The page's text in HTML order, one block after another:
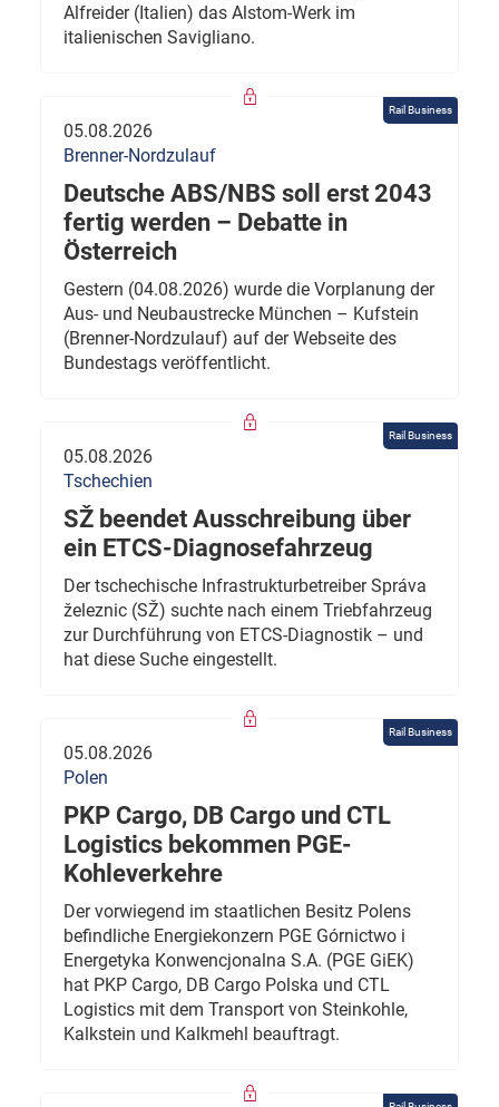
Alfreider (Italien) das Alstom-Werk im
italienischen Savigliano.
Rail Business
05.08.2026
Brenner-Nordzulauf
Deutsche ABS/NBS soll erst 2043
fertig werden – Debatte in
Österreich
Gestern (04.08.2026) wurde die Vorplanung der
Aus- und Neubaustrecke München – Kufstein
(Brenner-Nordzulauf) auf der Webseite des
Bundestags veröffentlicht.
Rail Business
05.08.2026
Tschechien
SŽ beendet Ausschreibung über
ein ETCS-Diagnosefahrzeug
Der tschechische Infrastrukturbetreiber Správa
železnic (SŽ) suchte nach einem Triebfahrzeug
zur Durchführung von ETCS-Diagnostik – und
hat diese Suche eingestellt.
Rail Business
05.08.2026
Polen
PKP Cargo, DB Cargo und CTL
Logistics bekommen PGE-
Kohleverkehre
Der vorwiegend im staatlichen Besitz Polens
befindliche Energiekonzern PGE Górnictwo i
Energetyka Konwencjonalna S.A. (PGE GiEK)
hat PKP Cargo, DB Cargo Polska und CTL
Logistics mit dem Transport von Steinkohle,
Kalkstein und Kalkmehl beauftragt.